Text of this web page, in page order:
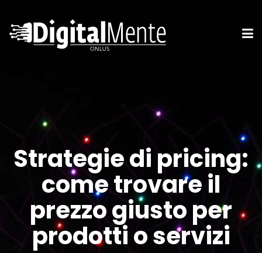
Strategie di pricing:
come trovare il
prezzo giusto per
prodotti o servizi